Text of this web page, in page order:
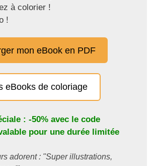
à colorier !
!
mon eBook en PDF
eBooks de coloriage
: -50% avec le code
pour une durée limitée
adorent : "Super illustrations,